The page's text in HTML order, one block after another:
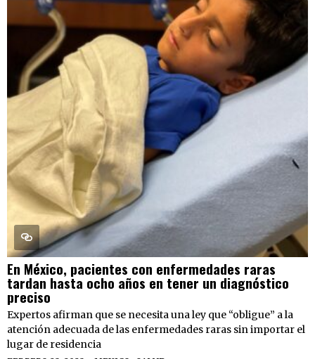
En México, pacientes con enfermedades raras
tardan hasta ocho años en tener un diagnóstico
preciso
Expertos afirman que se necesita una ley que “obligue” a la
atención adecuada de las enfermedades raras sin importar el
lugar de residencia